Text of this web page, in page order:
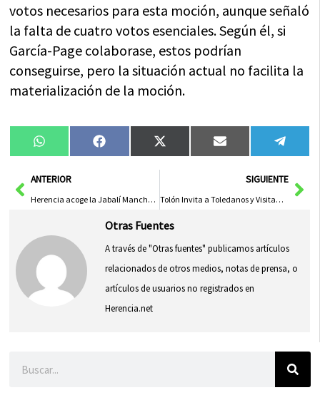
votos necesarios para esta moción, aunque señaló
la falta de cuatro votos esenciales. Según él, si
García-Page colaborase, estos podrían
conseguirse, pero la situación actual no facilita la
materialización de la moción.
Compartir
en
WhatsAppCompartir
en
FacebookCompartir
en
X
(Twitter)
Compartir
en
Email
en
AntANTERIOR
Herencia acoge la Jabalí Mancha League Fútbol-7 durante el mes de julio
SIGUIENTE
Tolón Invita a Toledanos y Visitantes a Disfrutar del Corpus: «Un Día Lleno de Sentimientos»
Otras Fuentes
A través de "Otras fuentes" publicamos artículos
relacionados de otros medios, notas de prensa, o
artículos de usuarios no registrados en
Herencia.net